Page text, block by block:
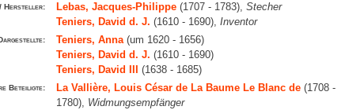
Hersteller: Lebas, Jacques-Philippe(1707 - 1783), Stecher
Teniers, David d. J. (1610 - 1690), Inventor
Teniers, Anna(um 1620 - 1656)
Teniers, David d. J. (1610 - 1690)
Teniers, David III
(1638 - 1685)
Beteiligte: La Vallière, Louis César de La Baume Le Blanc de(1708 -
1780), Widmungsempfänger